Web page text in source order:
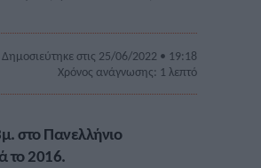
Δημοσιεύτηκε στις 25/06/2022 • 19:18
Χρόνος ανάγνωσης: 1 λεπτό
στο Πανελλήνιο
το 2016.